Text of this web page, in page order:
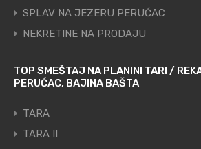
SPLAV NA JEZERU PERUĆAC
NEKRETINE NA PRODAJU
TOP SMEŠTAJ NA PLANINI TARI /
PERUĆAC, BAJINA BAŠTA
TARA
TARA II